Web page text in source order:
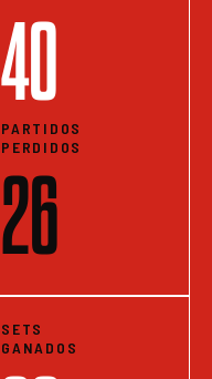
40
PARTIDOS
PERDIDOS
26
SETS
GANADOS